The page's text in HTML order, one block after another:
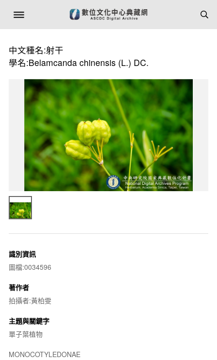
中文種名:射干
學名:Belamcanda chinensis (L.) DC.
識別資訊
圖檔:0034596
著作者
拍攝者:黃柏雯
主題與關鍵字
單子葉植物
MONOCOTYLEDONAE